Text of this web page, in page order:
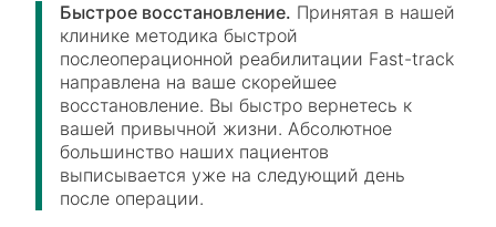
Быстрое восстановление. Принятая в нашей
клинике методика быстрой
послеоперационной реабилитации Fast-track
направлена на ваше скорейшее
восстановление. Вы быстро вернетесь к
вашей привычной жизни. Абсолютное
большинство наших пациентов
выписывается уже на следующий день
после операции.